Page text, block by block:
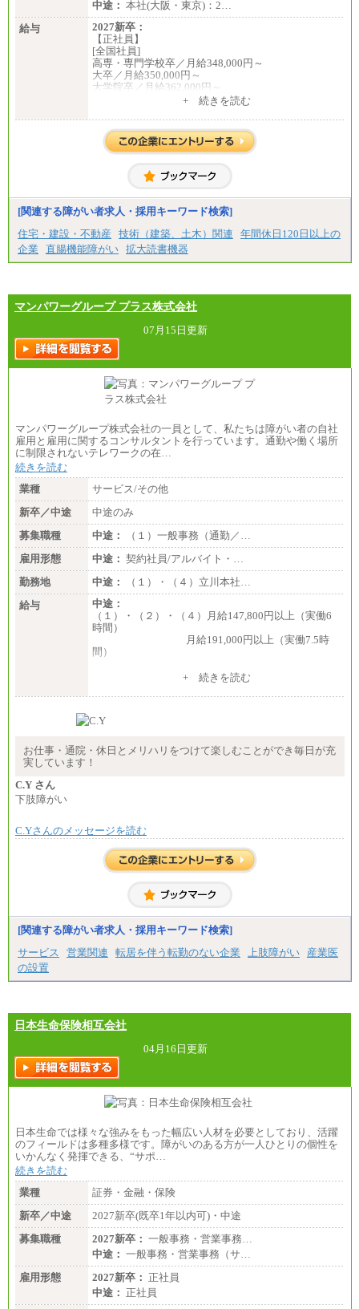
中途： 本社(大阪・東京)：2…
給与
2027新卒：
【正社員】
[全国社員]
高専・専門学校卒／月給348,000円～
大卒／月給350,000円～
大学院卒／月給362,000円～
[地域社員]月給295,000円～
【正社員】
[全国社員]月給348,000円～
[地域社員]月給295,000円～
【契約社員】月給200,000円～
+ 続きを読む
[関連する障がい者求人・採用キーワード検索]
住宅・建設・不動産
技術（建築、土木）関連
年間休日120日以上の
企業
直腸機能障がい 拡大読書機器
マンパワーグループ プラス株式会社
07月15日更新
マンパワーグループ株式会社の一員として、私たちは障がい者の自社
雇用と雇用に関するコンサルタントを行っています。通勤や働く場所
に制限されないテレワークの在…
続きを読む
業種
サービス/その他
新卒／中途
中途のみ
募集職種
中途：
（１）一般事務（通勤／…
雇用形態
中途： 契約社員/アルバイト・…
勤務地
中途：
（１）・（４）立川本社…
給与
中途：
（１）・（２）・（４）月給147,800円以上（実働6
時間）
月給191,000円以上（実働7.5時
間）
（３）月給191,000円以上（実働7.5時間）
（５）月給147,800円以上（実働6時間）
時給 1,226円（実働4.5時間）
間額換算額）
・退職金相当手当 37円
+ 続きを読む
お仕事・通院・休日とメリハリをつけて楽しむことができ毎日が充
実しています！
C.Y さん
下肢障がい
C.Yさんのメッセージを読む
[関連する障がい者求人・採用キーワード検索]
サービス
営業関連 転居を伴う転勤のない企業 上肢障がい
産業医
の設置
日本生命保険相互会社
04月16日更新
日本生命では様々な強みをもった幅広い人材を必要としており、活躍
のフィールドは多種多様です。障がいのある方が一人ひとりの個性を
いかんなく発揮できる、“サポ…
続きを読む
業種
証券・金融・保険
新卒／中途
2027新卒(既卒1年以内可)・中途
募集職種
2027新卒： 一般事務・営業事務…
中途： 一般事務・営業事務（サ…
雇用形態
2027新卒： 正社員
中途： 正社員